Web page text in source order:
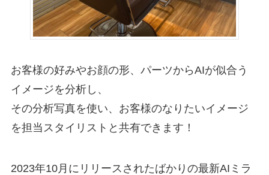
お客様の好みやお顔の形、パーツからAIが似合う
イメージを分析し、
その分析写真を使い、お客様のなりたいイメージ
を担当スタイリストと共有できます！
2023年10月にリリースされたばかりの最新AIミラ